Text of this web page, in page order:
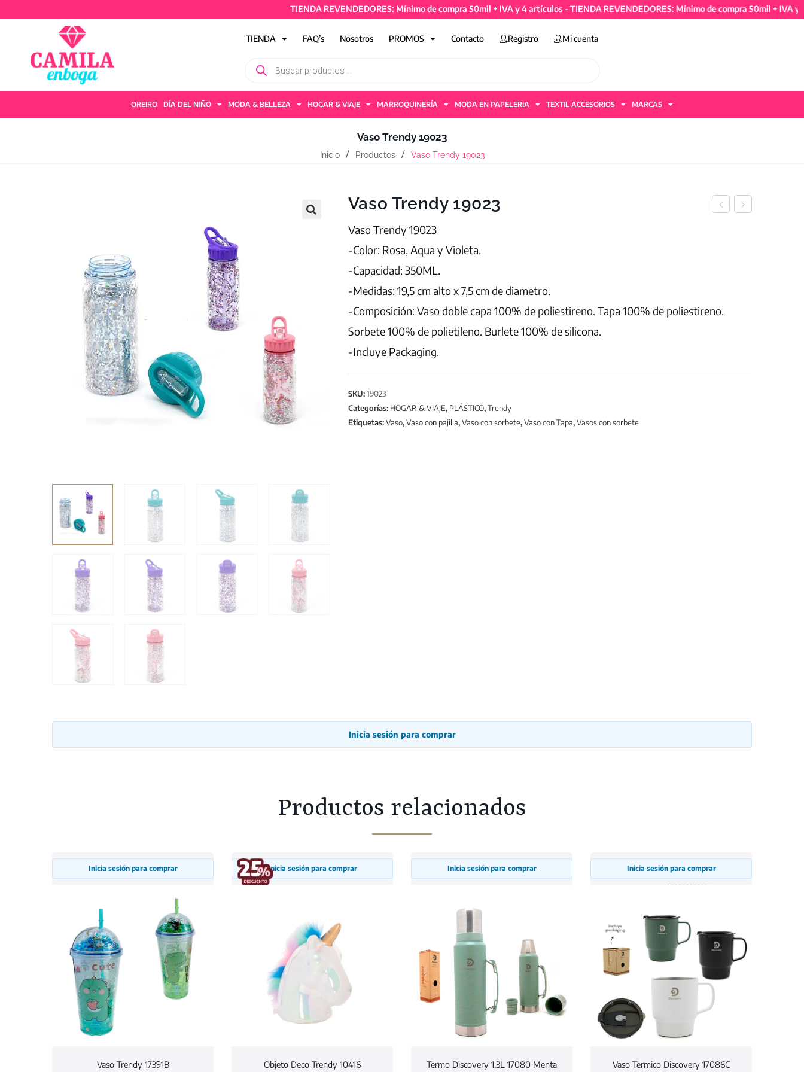
TIENDA REVENDEDORES: Mínimo de compra 50mil + IVA y 4 artículos - TIENDA REVENDEDORES: Mínimo de compra 50mil + IVA y 4
TIENDA FAQ’s Nosotros PROMOS Contacto Registro Mi cuenta
OREIRO DÍA DEL NIÑO MODA & BELLEZA HOGAR & VIAJE MARROQUINERÍA MODA EN PAPELERIA TEXTIL ACCESORIOS MARCAS
Vaso Trendy 19023
Inicio Productos Vaso Trendy 19023
Vaso Trendy 19023
Vaso Trendy 19023
-Color: Rosa, Aqua y Violeta.
-Capacidad: 350ML.
-Medidas: 19,5 cm alto x 7,5 cm de diametro.
-Composición: Vaso doble capa 100% de poliestireno. Tapa 100% de poliestireno.
Sorbete 100% de polietileno. Burlete 100% de silicona.
-Incluye Packaging.
SKU:19023
Categorías: HOGAR & VIAJE, PLÁSTICO,Trendy
Etiquetas:Vaso,Vaso con pajilla,Vaso con sorbete,Vaso con Tapa,Vasos con sorbete
Inicia sesión para comprar
Productos relacionados
Inicia sesión para comprar
Vaso Trendy 17391B
Inicia sesión para comprar
Objeto Deco Trendy 10416
Inicia sesión para comprar
Termo Discovery 1.3L 17080 Menta
Inicia sesión para comprar
Vaso Termico Discovery 17086C